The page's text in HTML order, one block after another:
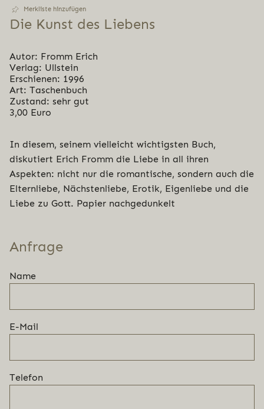
Merkliste hinzufügen
Die Kunst des Liebens
Autor: Fromm Erich
Verlag: Ullstein
Erschienen: 1996
Art: Taschenbuch
Zustand: sehr gut
3,00 Euro
In diesem, seinem vielleicht wichtigsten Buch,
diskutiert Erich Fromm die Liebe in all ihren
Aspekten: nicht nur die romantische, sondern auch die
Elternliebe, Nächstenliebe, Erotik, Eigenliebe und die
Liebe zu Gott. Papier nachgedunkelt
Anfrage
Name
E-Mail
Telefon